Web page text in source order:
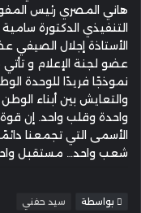
هاني المصري رئيس
التنفيذي الدكتورة
الأستاذة إجلال الصيفي
عضو لجنة الإعلام و
نموذجًا فريدًا للوحدة
والتعايش بين أبناء
واحدة وقلب واحد. إن
الأسمى التي تجمعنا
شعب واحد… مستقبل
بواسطة سيد حفني